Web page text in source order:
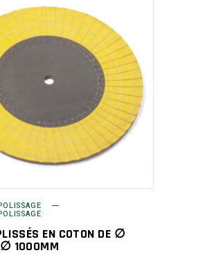
EN COTON DE ∅
1000MM